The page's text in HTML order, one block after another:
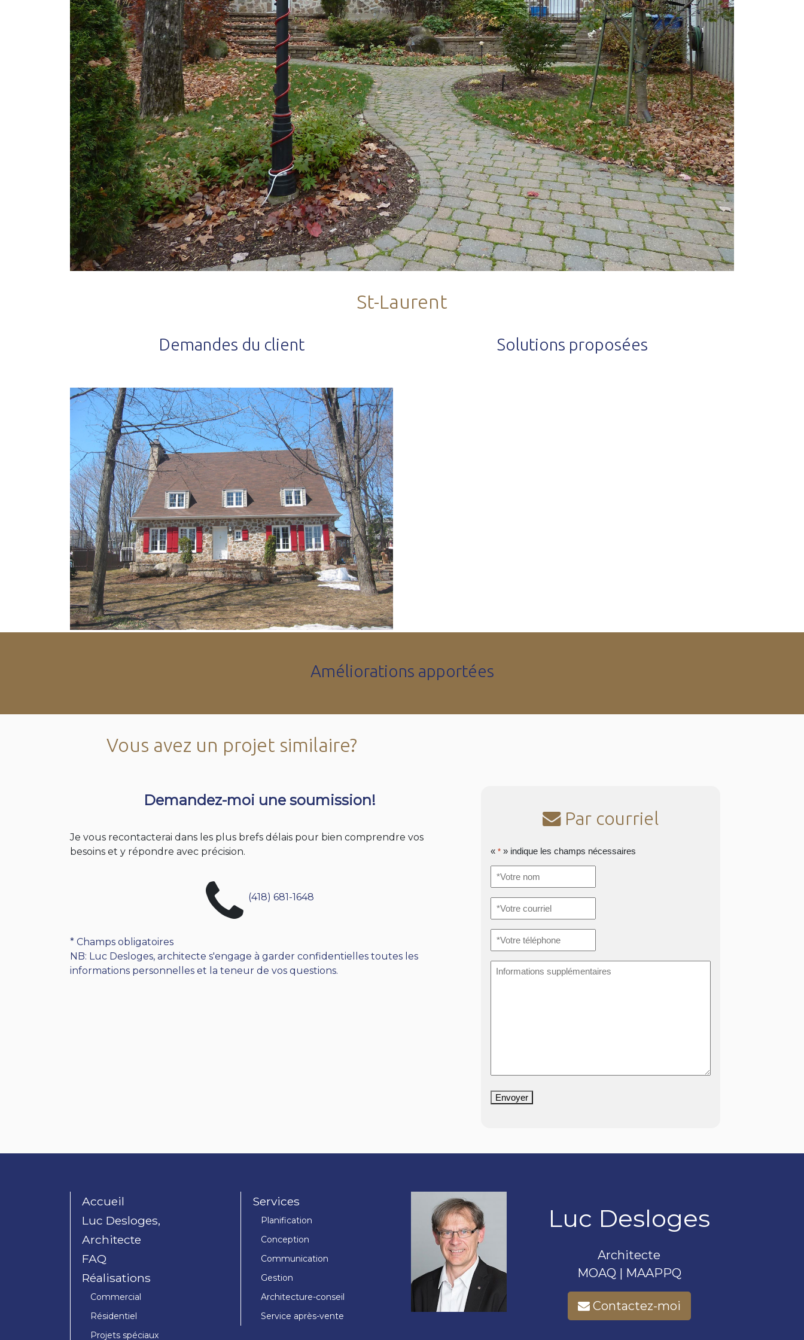
St-Laurent
Demandes du client Solutions proposées
Améliorations apportées
Vous avez un projet similaire?
Demandez-moi une soumission!
Je vous recontacterai dans les plus brefs délais pour bien comprendre vos
besoins et y répondre avec précision.
(418) 681-1648
* Champs obligatoires
NB: Luc Desloges, architecte s'engage à garder confidentielles toutes les
informations personnelles et la teneur de vos questions.
Par courriel
«* » indique les champs nécessaires
nom*
courriel*
téléphone*
supplémentaires
Envoyer
Accueil
Luc Desloges,
Architecte
FAQ
Réalisations
Commercial
Résidentiel
Projets spéciaux
Services
Planification
Conception
Communication
Gestion
Architecture-conseil
Service après-vente
Luc Desloges
Architecte
MOAQ | MAAPPQ
Contactez-moi